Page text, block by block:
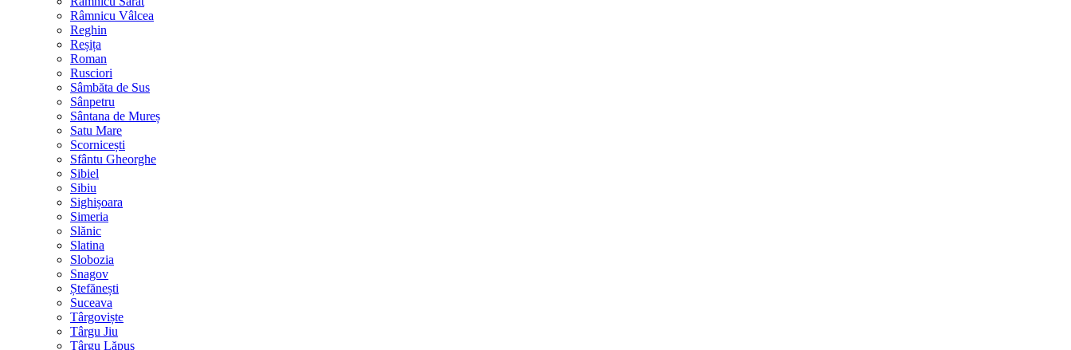
Râmnicu Vâlcea
Reghin
Reșița
Roman
Rusciori
Sâmbăta de Sus
Sânpetru
Sântana de Mureș
Satu Mare
Scornicești
Sfântu Gheorghe
Sibiel
Sibiu
Sighișoara
Simeria
Slănic
Slatina
Slobozia
Snagov
Ștefănești
Suceava
Târgoviște
Târgu Jiu
Târgu Lăpuș